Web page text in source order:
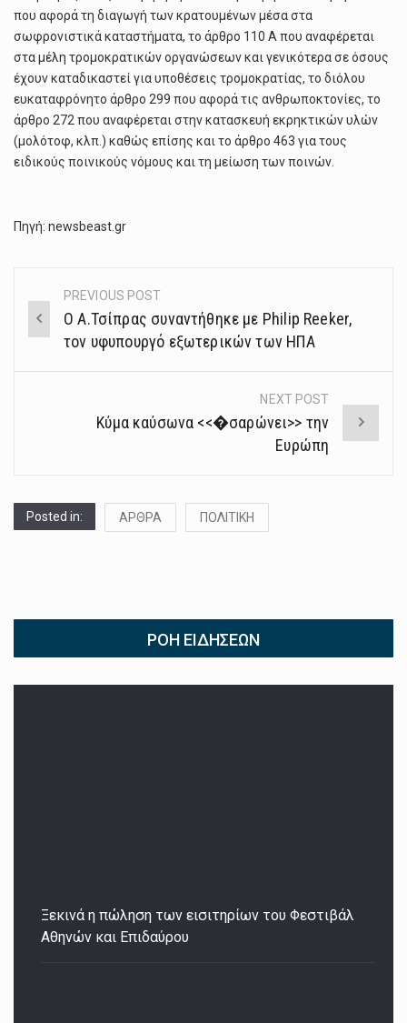
που αφορά τη διαγωγή των κρατουμένων μέσα στα
σωφρονιστικά καταστήματα, το άρθρο 110 Α που αναφέρεται
στα μέλη τρομοκρατικών οργανώσεων και γενικότερα σε όσους
έχουν καταδικαστεί για υποθέσεις τρομοκρατίας, το διόλου
ευκαταφρόνητο άρθρο 299 που αφορά τις ανθρωποκτονίες, το
άρθρο 272 που αναφέρεται στην κατασκευή εκρηκτικών υλών
(μολότοφ, κλπ.) καθώς επίσης και το άρθρο 463 για τους
ειδικούς ποινικούς νόμους και τη μείωση των ποινών.
Πηγή: newsbeast.gr
Post
navigation
PREVIOUS POST
Ο Α.Τσίπρας συναντήθηκε με Philip Reeker,
τον υφυπουργό εξωτερικών των ΗΠΑ
NEXT POST
Κύμα καύσωνα <<�σαρώνει>> την
Ευρώπη
Posted in: ΑΡΘΡΑ ΠΟΛΙΤΙΚΗ
ΡΟΉ ΕΙΔΉΣΕΩΝ
Ξεκινά η πώληση των εισιτηρίων του Φεστιβάλ
Αθηνών και Επιδαύρου